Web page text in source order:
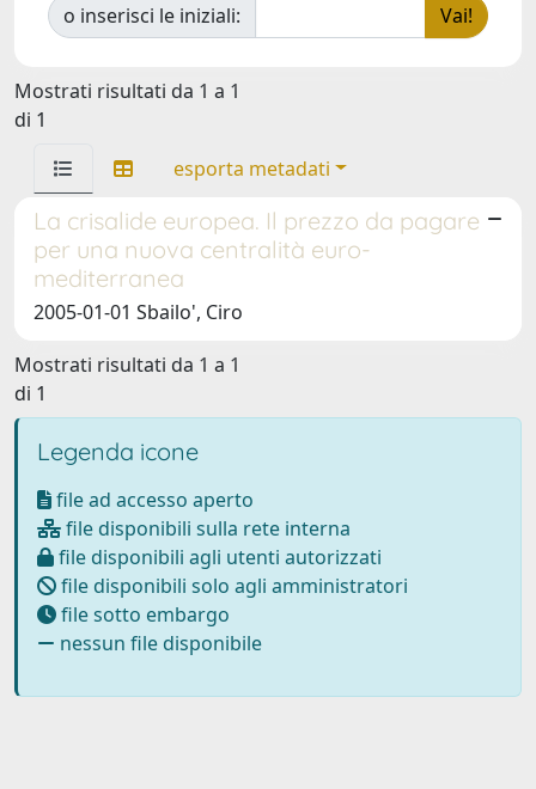
o inserisci le iniziali:
Mostrati risultati da 1 a 1
di 1
esporta metadati
La crisalide europea. Il prezzo da pagare
per una nuova centralità euro-
mediterranea
2005-01-01 Sbailo', Ciro
Mostrati risultati da 1 a 1
di 1
Legenda icone
file ad accesso aperto
file disponibili sulla rete interna
file disponibili agli utenti autorizzati
file disponibili solo agli amministratori
file sotto embargo
nessun file disponibile